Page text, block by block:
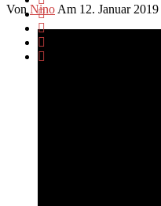
Von Nino Am 12. Januar 2019